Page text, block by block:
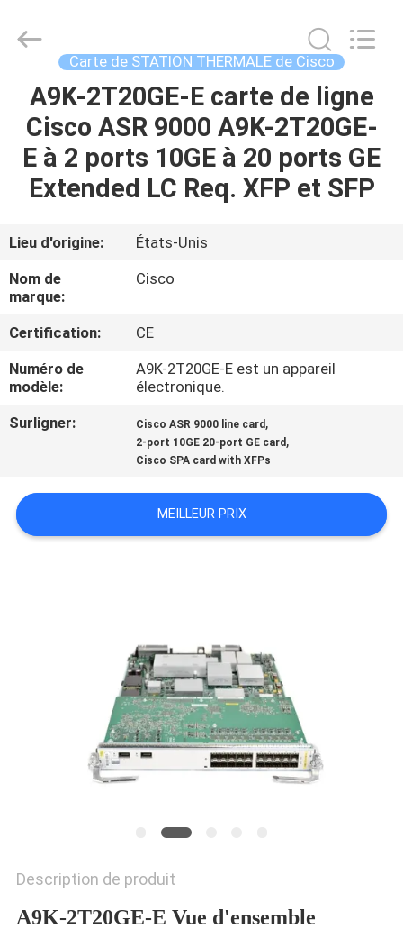
LA
MAISON
VIDÉOS
À
PROPOS
DE
NOUS
DE
L'USINE
CONTACTER
LES
AFFAIRES
Equipment
Reserved.
Carte de STATION THERMALE de Cisco
A9K-2T20GE-E carte de ligne
Cisco ASR 9000 A9K-2T20GE-
E à 2 ports 10GE à 20 ports GE
Extended LC Req. XFP et SFP
Lieu d'origine:
États-Unis
Nom de
marque:
Cisco
Certification:
CE
Numéro de
modèle:
A9K-2T20GE-E est un appareil
électronique.
Surligner:
Cisco ASR 9000 line card ,
2-port 10GE 20-port GE card ,
Cisco SPA card with XFPs
MEILLEUR PRIX
Description de produit
A9K-2T20GE-E Vue d'ensemble